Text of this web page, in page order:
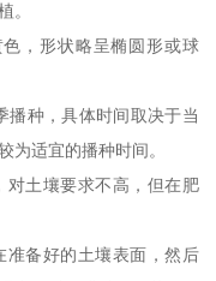
。
，形状略呈椭圆形或球
播种，具体时间取决于当
为适宜的播种时间。
对土壤要求不高，但在肥
准备好的土壤表面，然后